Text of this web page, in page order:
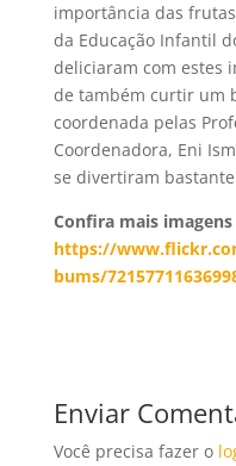
importância das
da Educação Infantil
deliciaram com estes
de também curtir um
coordenada pelas
Coordenadora, Eni
se divertiram
Confira mais
https://
bums/
Enviar
Você precisa fazer o